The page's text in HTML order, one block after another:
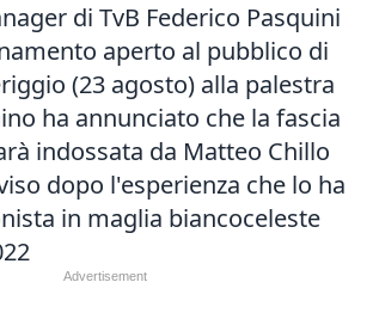
di TvB Federico Pasquini
aperto al pubblico di
(23 agosto) alla palestra
ha annunciato che la fascia
indossata da Matteo Chillo
dopo l'esperienza che lo ha
in maglia biancoceleste